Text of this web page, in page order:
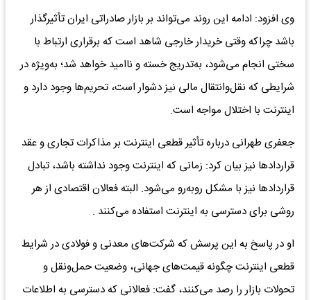
وی افزود: ادامه این روند می‌تواند بر بازار صادراتی ایران تأثیرگذار
باشد چراکه وقتی خریدار خارجی شاهد است که برقراری ارتباط با
سختی انجام می‌شود، به‌تدریج خسته و ناامید خواهد شد؛ به‌ویژه در
شرایطی که نقل‌وانتقال مالی نیز دشوار است، تحریم‌ها وجود دارد و
اینترنت با اختلال مواجه است.
جعفری طهرانی درباره تأثیر قطعی اینترنت بر مذاکرات تجاری و عقد
قراردادها نیز بیان کرد: زمانی که اینترنت وجود نداشته باشد، تبادل
قراردادها نیز با مشکل روبه‌رو می‌شود. البته فعالان اقتصادی از هر
روشی برای دسترسی به اینترنت استفاده می‌کنند .
او در پاسخ به این پرسش که شرکت‌های معدنی و فولادی در شرایط
قطعی اینترنت چگونه قیمت‌های جهانی، وضعیت حمل‌ونقل و
تحولات بازار را رصد می‌کنند، گفت: فعالانی که دسترسی به اطلاعات